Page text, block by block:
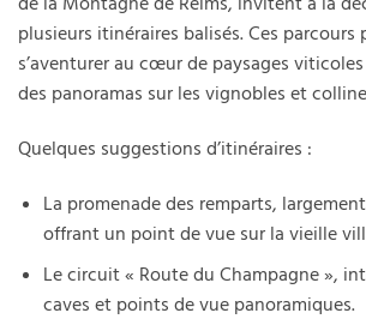
plusieurs itinéraires balisés. Ces
s’aventurer au cœur de paysages
des panoramas sur les vignobles et
Quelques suggestions d’itinéraires :
La promenade des remparts,
offrant un point de vue sur la vieille
Le circuit « Route du Champagne »,
caves et points de vue panoramiques.